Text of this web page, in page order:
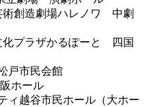
創造劇場ハレノワ 中劇
化プラザかるぽーと 四国
戸市民会館
ホール
ィ越谷市民ホール（大ホー